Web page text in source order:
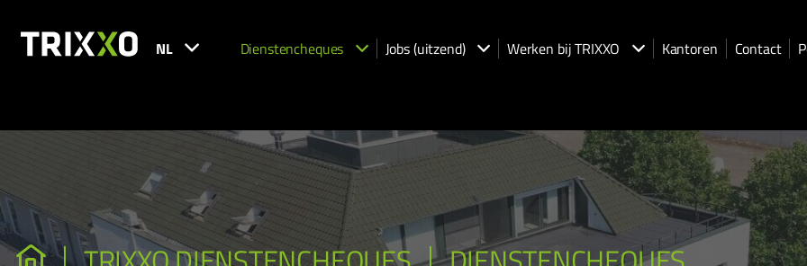
NL Dienstencheques Jobs (uitzend) Werken bij TRIXXO Kantoren Contact